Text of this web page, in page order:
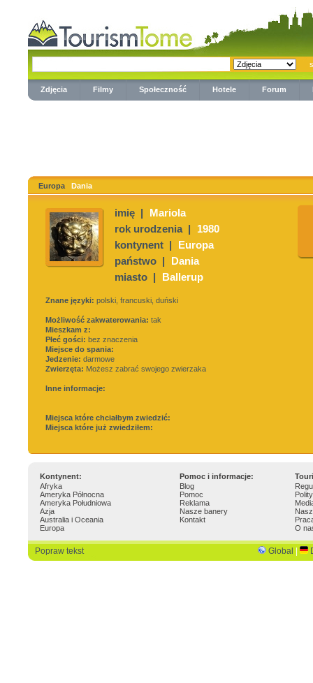
Zdjęcia Filmy Społeczność Hotele Forum
Europa Dania
imię |
Mariola
rok urodzenia |
1980
kontynent |
Europa
państwo |
Dania
miasto |
Ballerup
Znane języki: polski, francuski, duński
Możliwość zakwaterowania: tak
Mieszkam z:
Płeć gości: bez znaczenia
Miejsce do spania:
Jedzenie: darmowe
Zwierzęta: Możesz zabrać swojego zwierzaka
Inne informacje:
Miejsca które chciałbym zwiedzić:
Miejsca które już zwiedziłem:
Kontynent: Pomoc i informacje:
Afryka
Ameryka Północna
Ameryka Południowa
Azja
Australia i Oceania
Europa
Blog
Pomoc
Reklama
Nasze banery
Kontakt
O
Popraw tekst Global